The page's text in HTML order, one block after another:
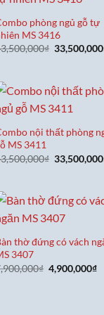
phòng ngủ gỗ tự
MS 3416
₫ Giá
33,500,000
nội thất phòng
MS 3411
₫ Giá
gốc
33,500,000
thờ đứng có vách
3407
₫ Giá
gốc
4,900,000₫